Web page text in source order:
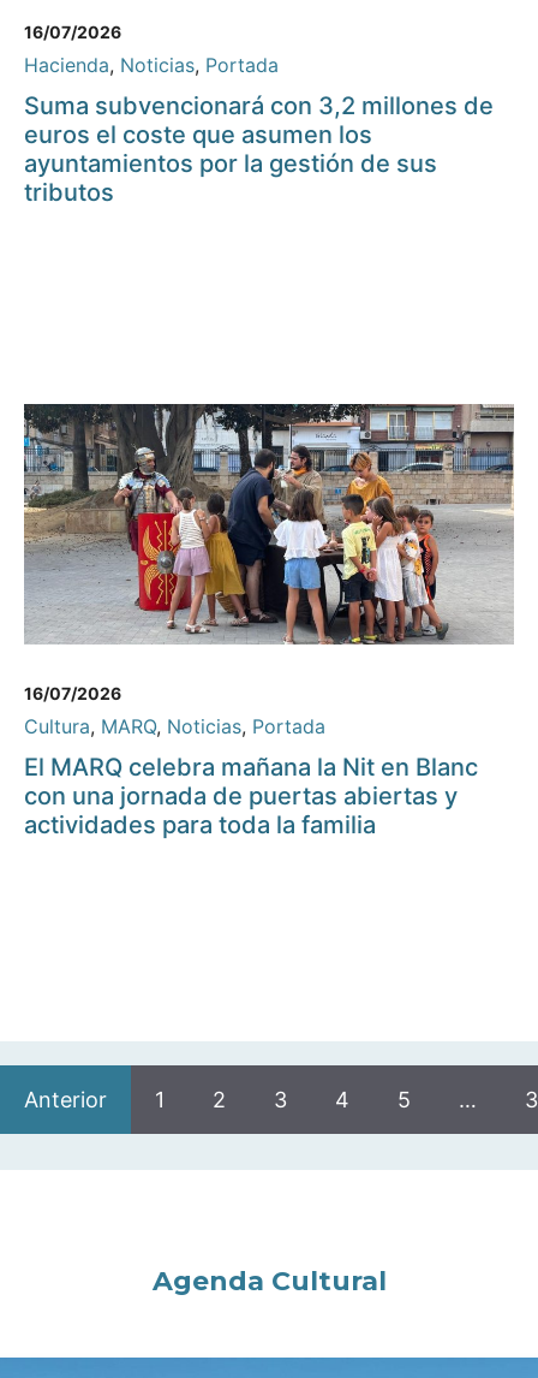
16/07/2026
Hacienda, Noticias, Portada
Suma subvencionará con 3,2 millones de
euros el coste que asumen los
ayuntamientos por la gestión de sus
tributos
16/07/2026
Cultura, MARQ, Noticias, Portada
El MARQ celebra mañana la Nit en Blanc
con una jornada de puertas abiertas y
actividades para toda la familia
Anterior 1 2 3 4 5 …
Agenda Cultural